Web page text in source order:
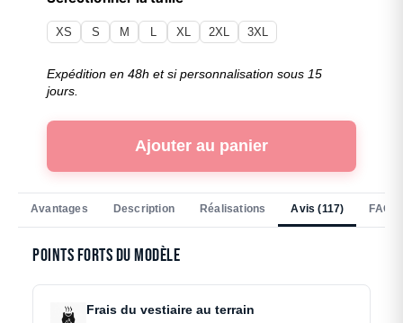
XS S M L XL 2XL 3XL
Expédition en 48h et si personnalisation sous 15
jours.
Ajouter au panier
Avantages Description Réalisations Avis (117) FAQ
Points forts du modèle
Frais du vestiaire au terrain